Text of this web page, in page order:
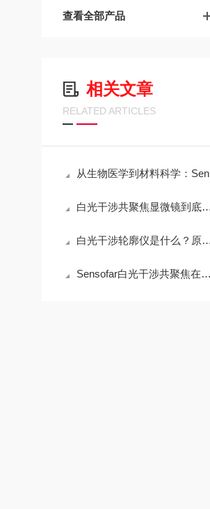
查看全部产品
相关文章
RELATED ARTICLES
从生物医学到材料科学：Sensofar三维共聚焦白光干涉仪的跨领域应用传奇
白光干涉共聚焦显微镜到底贵在哪？拆开看完你就懂了
白光干涉轮廓仪是什么？原理、用途与选购指南
Sensofar白光干涉共聚焦在半导体晶圆表面粗糙度检测中的应用与行业标准对标